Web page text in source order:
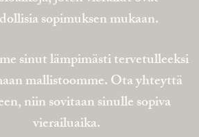
sopimuksen mukaan.
sinut lämpimästi tervetulleeksi
mallistoomme. Ota yhteyttä
niin sovitaan sinulle sopiva
vierailuaika.